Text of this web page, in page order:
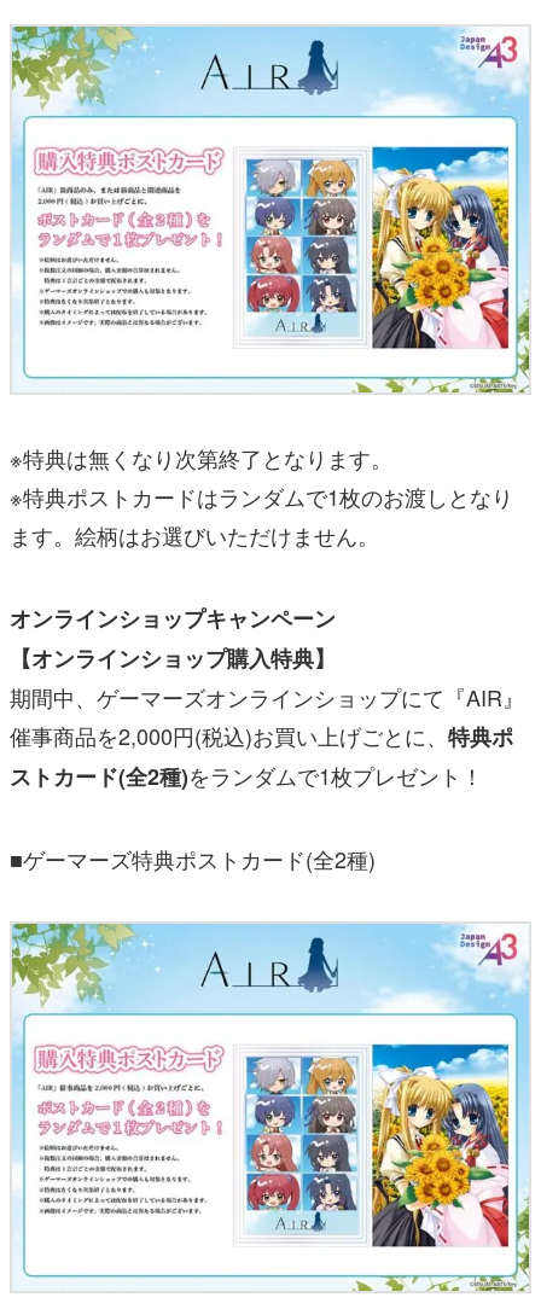
※特典は無くなり次第終了となります。
※特典ポストカードはランダムで1枚のお渡しとなり
ます。絵柄はお選びいただけません。
オンラインショップキャンペーン
【オンラインショップ購入特典】
期間中、ゲーマーズオンラインショップにて『AIR』
催事商品を2,000円(税込)お買い上げごとに、 特典ポ
ストカード(全2種)をランダムで1枚プレゼント！
■ゲーマーズ特典ポストカード(全2種)